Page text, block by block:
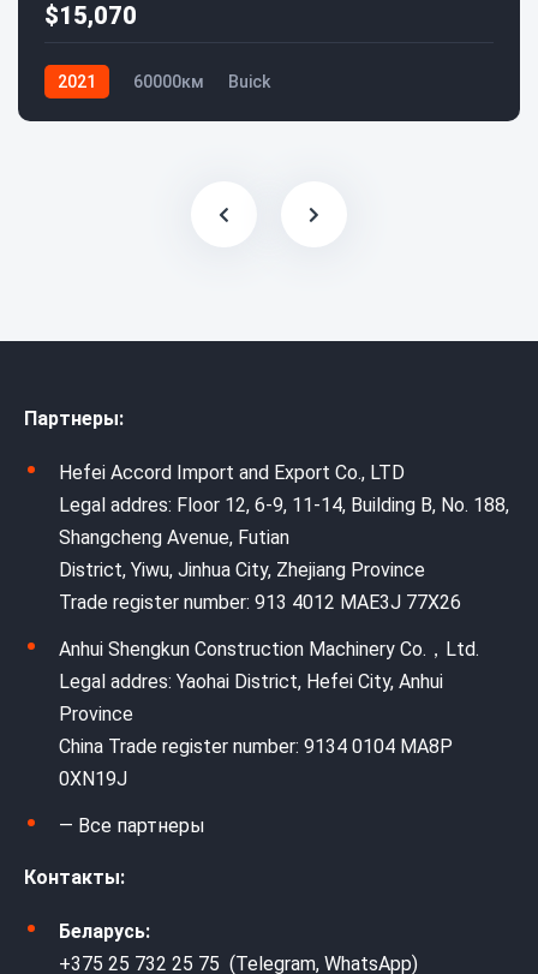
$15,070
2021 60000км Buick
Партнеры:
Hefei Accord Import and Export Co., LTD
Legal addres: Floor 12, 6-9, 11-14, Building B, No. 188,
Shangcheng Avenue, Futian
District, Yiwu, Jinhua City, Zhejiang Province
Trade register number: 913 4012 MAE3J 77X26
Anhui Shengkun Construction Machinery Co.，Ltd.
Legal addres: Yaohai District, Hefei City, Anhui
Province
China Trade register number: 9134 0104 MA8P
0XN19J
— Все партнеры
Контакты:
Беларусь:
+375 25 732 25 75 (Telegram, WhatsApp)